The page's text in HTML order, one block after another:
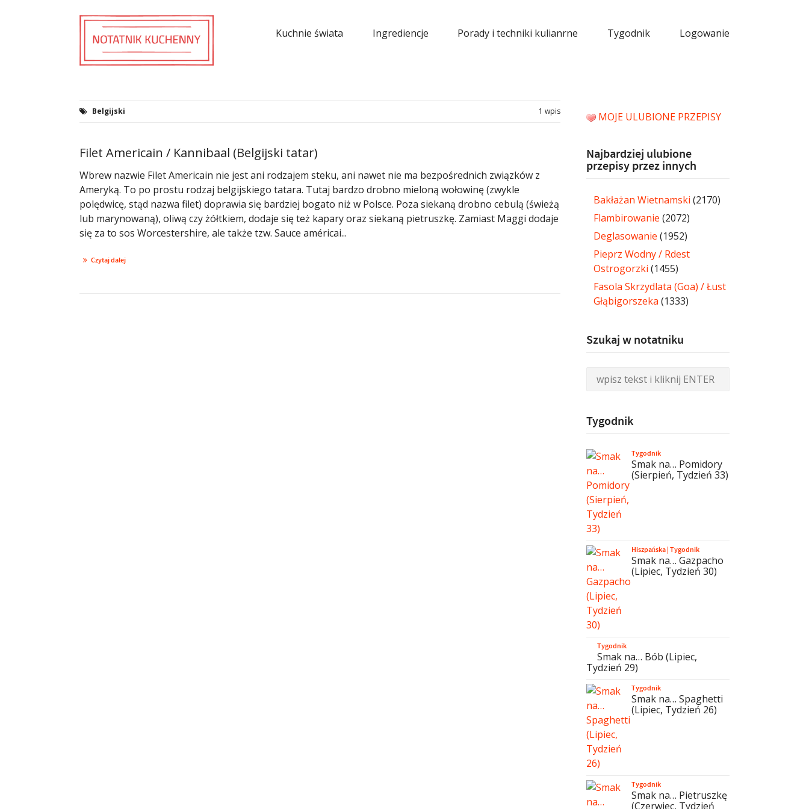
Kuchnie świata Ingrediencje Porady i techniki kulianrne Tygodnik Logowanie
Belgijski 1 wpis
Filet Americain / Kannibaal (Belgijski tatar)
Wbrew nazwie Filet Americain nie jest ani rodzajem steku, ani nawet nie ma bezpośrednich związków z
Ameryką. To po prostu rodzaj belgijskiego tatara. Tutaj bardzo drobno mieloną wołowinę (zwykle
polędwicę, stąd nazwa filet) doprawia się bardziej bogato niż w Polsce. Poza siekaną drobno cebulą (świeżą
lub marynowaną), oliwą czy żółtkiem, dodaje się też kapary oraz siekaną pietruszkę. Zamiast Maggi dodaje
się za to sos Worcestershire, ale także tzw. Sauce américai...
Czytaj dalej
MOJE ULUBIONE PRZEPISY
Najbardziej ulubione
przepisy przez innych
Bakłażan Wietnamski (2170)
Flambirowanie (2072)
Deglasowanie (1952)
Pieprz Wodny / Rdest
Ostrogorzki (1455)
Fasola Skrzydlata (Goa) / Łust
Głąbigorszeka (1333)
Szukaj w notatniku
Tygodnik
Tygodnik
Smak na… Pomidory
(Sierpień, Tydzień 33)
Hiszpańska|Tygodnik
Smak na… Gazpacho
(Lipiec, Tydzień 30)
Tygodnik
Smak na… Bób (Lipiec,
Tydzień 29)
Tygodnik
Smak na… Spaghetti
(Lipiec, Tydzień 26)
Tygodnik
Smak na… Pietruszkę
(Czerwiec, Tydzień